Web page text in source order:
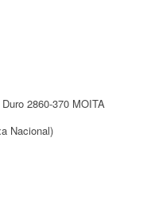
2860-370 MOITA
Nacional)